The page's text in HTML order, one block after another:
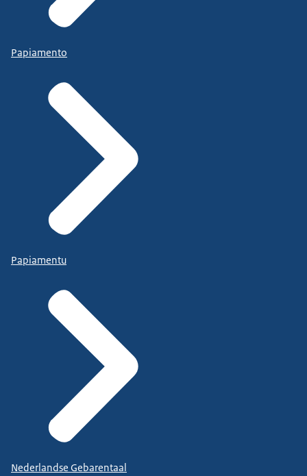
Papiamento
Papiamentu
Nederlandse Gebarentaal